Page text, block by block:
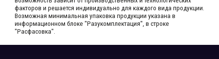
факторов и решается индивидуально для каждого вида продукции.​
Возможная минимальная упаковка продукции указана в
информационном блоке "Разукомплектация", в строке
"Расфасовка".